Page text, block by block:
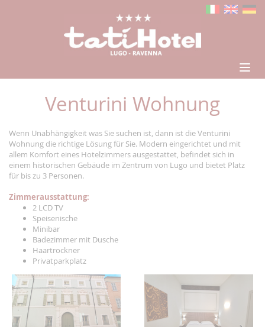
Venturini Wohnung
Wenn Unabhängigkeit was Sie suchen ist, dann ist die Venturini
Wohnung die richtige Lösung für Sie. Modern eingerichtet und mit
allem Komfort eines Hotelzimmers ausgestattet, befindet sich in
einem historischen Gebäude im Zentrum von Lugo und bietet Platz
für bis zu 3 Personen.
Zimmerausstattung:
2 LCD TV
Speisenische
Minibar
Badezimmer mit Dusche
Haartrockner
Privatparkplatz